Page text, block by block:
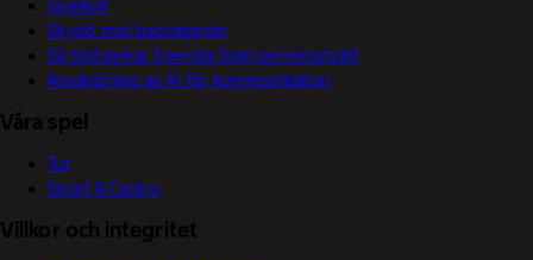
Spelkoll
Skydd mot bedrägerier
Så motverkar Svenska Spel penningtvätt
Användning av AI för kommunikation
Våra spel
Tur
Sport & Casino
Villkor och integritet